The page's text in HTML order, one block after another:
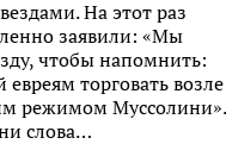
На этот раз
заявили: «Мы
чтобы напомнить:
торговать возле
режимом Муссолини».
слова…